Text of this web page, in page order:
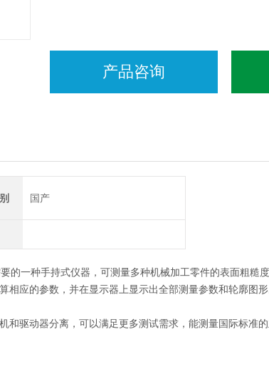
产品咨询
国产
的一种手持式仪器，可测量多种机械加工零件的表面粗糙
相应的参数，并在显示器上显示出全部测量参数和轮廓图
和驱动器分离，可以满足更多测试需求，能测量国际标准